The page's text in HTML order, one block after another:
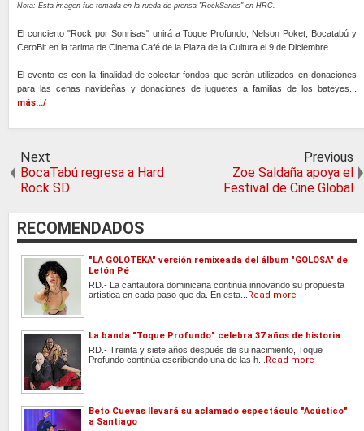
Nota: Esta imagen fue tomada en la rueda de prensa "RockSarios" en HRC.
El concierto "Rock por Sonrisas" unirá a Toque Profundo, Nelson Poket, Bocatabú y
CeroBit en la tarima de Cinema Café de la Plaza de la Cultura el 9 de Diciembre.
El evento es con la finalidad de colectar fondos que serán utilizados en donaciones
para las cenas navideñas y donaciones de juguetes a familias de los bateyes...
más.../
Next
BocaTabú regresa a Hard
Rock SD
Previous
Zoe Saldaña apoya el
Festival de Cine Global
RECOMENDADOS
"LA GOLOTEKA" versión remixeada del álbum "GOLOSA" de
Letón Pé
RD.- La cantautora dominicana continúa innovando su propuesta
artística en cada paso que da. En esta...
Read more
La banda "Toque Profundo" celebra 37 años de historia
RD.- Treinta y siete años después de su nacimiento, Toque
Profundo continúa escribiendo una de las h...
Read more
Beto Cuevas llevará su aclamado espectáculo "Acústico"
a Santiago